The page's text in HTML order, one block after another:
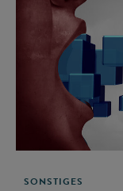
SONSTIGES